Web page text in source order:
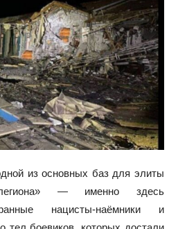
из основных баз для элиты
— именно здесь
нацисты-наёмники и